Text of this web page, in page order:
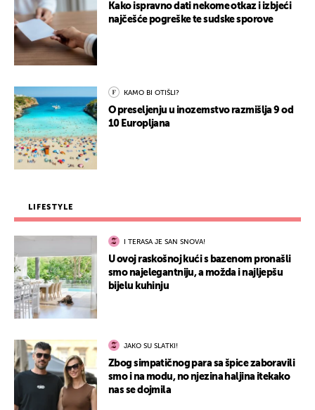
Kako ispravno dati nekome otkaz i izbjeći
najčešće pogreške te sudske sporove
KAMO BI OTIŠLI?
O preseljenju u inozemstvo razmišlja 9 od
10 Europljana
LIFESTYLE
I TERASA JE SAN SNOVA!
U ovoj raskošnoj kući s bazenom pronašli
smo najelegantniju, a možda i najljepšu
bijelu kuhinju
JAKO SU SLATKI!
Zbog simpatičnog para sa špice zaboravili
smo i na modu, no njezina haljina itekako
nas se dojmila